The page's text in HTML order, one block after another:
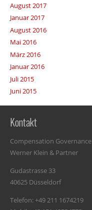
August 2017
Januar 2017
August 2016
Mai 2016
März 2016
Januar 2016
Juli 2015
Juni 2015
Kontakt
Compensation Governance
Werner Klein & Partner
Gudastrasse 33
40625 Düsseldorf
Telefon: +49 211 1674219